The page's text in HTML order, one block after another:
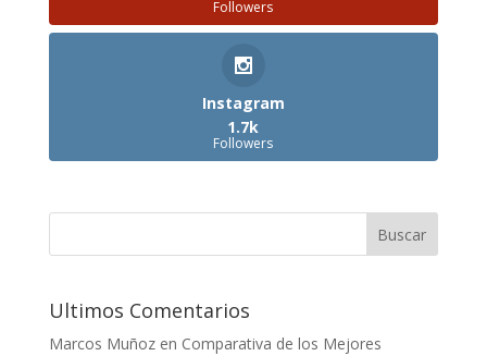
Followers
Instagram
1.7k
Followers
Ultimos Comentarios
Marcos Muñozen Comparativa de los Mejores